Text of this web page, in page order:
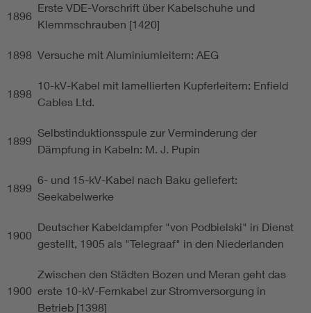
1896
Erste VDE-Vorschrift über Kabelschuhe und
Klemmschrauben [1420]
1898 Versuche mit Aluminiumleitern: AEG
1898
10-kV-Kabel mit lamellierten Kupferleitern: Enfield
Cables Ltd.
1899
Selbstinduktionsspule zur Verminderung der
Dämpfung in Kabeln: M. J. Pupin
1899
6- und 15-kV-Kabel nach Baku geliefert:
Seekabelwerke
1900
Deutscher Kabeldampfer "von Podbielski" in Dienst
gestellt, 1905 als "Telegraaf" in den Niederlanden
1900
Zwischen den Städten Bozen und Meran geht das
erste 10-kV-Fernkabel zur Stromversorgung in
Betrieb [1398]